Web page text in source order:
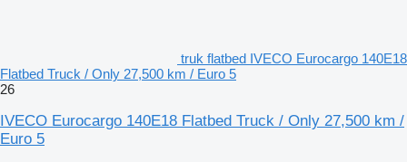
truk flatbed IVECO Eurocargo 140E18
Flatbed Truck / Only 27,500 km / Euro 5
26
IVECO Eurocargo 140E18 Flatbed Truck / Only 27,500 km /
Euro 5